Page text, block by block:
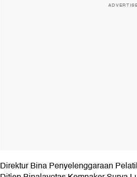
Direktur Bina Penyelenggaraan